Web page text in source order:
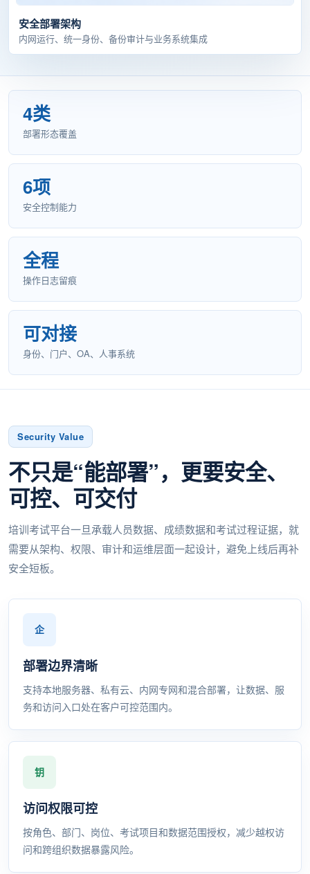
安全部署架构
内网运行、统一身份、备份审计与业务系统集成
4类
部署形态覆盖
6项
安全控制能力
全程
操作日志留痕
可对接
身份、门户、OA、人事系统
Security Value
不只是“能部署”，更要安全、
可控、可交付
培训考试平台一旦承载人员数据、成绩数据和考试过程证据，就
需要从架构、权限、审计和运维层面一起设计，避免上线后再补
安全短板。
部署边界清晰
支持本地服务器、私有云、内网专网和混合部署，让数据、服
务和访问入口处在客户可控范围内。
访问权限可控
按角色、部门、岗位、考试项目和数据范围授权，减少越权访
问和跨组织数据暴露风险。